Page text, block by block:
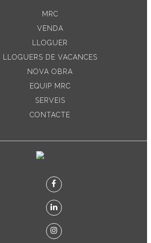
MRC
VENDA
LLOGUER
LLOGUERS DE VACANCES
NOVA OBRA
EQUIP MRC
SERVEIS
CONTACTE